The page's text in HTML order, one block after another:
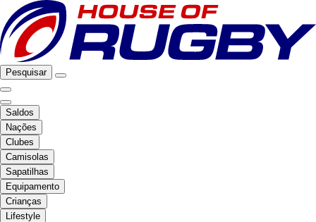
Pesquisar
Saldos
Nações
Clubes
Camisolas
Sapatilhas
Equipamento
Crianças
Lifestyle